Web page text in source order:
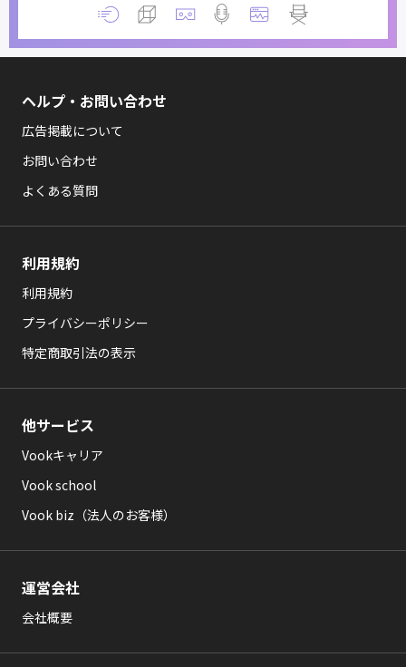
ヘルプ・お問い合わせ
広告掲載について
お問い合わせ
よくある質問
利用規約
利用規約
プライバシーポリシー
特定商取引法の表示
他サービス
Vookキャリア
Vook school
Vook biz（法人のお客様）
運営会社
会社概要